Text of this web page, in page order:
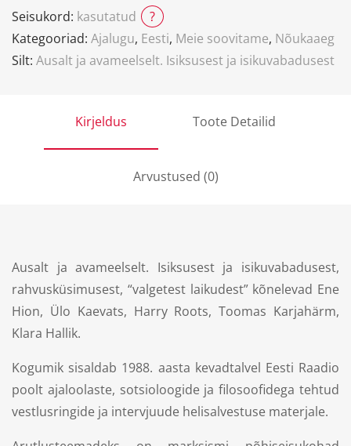
Seisukord: kasutatud
?
Kategooriad: Ajalugu, Eesti, Meie soovitame, Nõukaaeg
Silt: Ausalt ja avameelselt. Isiksusest ja isikuvabadusest
Kirjeldus Toote Detailid
Arvustused (0)
Ausalt ja avameelselt. Isiksusest ja isikuvabadusest,
rahvusküsimusest, “valgetest laikudest” kõnelevad Ene
Hion, Ülo Kaevats, Harry Roots, Toomas Karjahärm,
Klara Hallik.
Kogumik sisaldab 1988. aasta kevadtalvel Eesti Raadio
poolt ajaloolaste, sotsioloogide ja filosoofidega tehtud
vestlusringide ja intervjuude helisalvestuse materjale.